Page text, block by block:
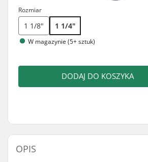
Rozmiar
1 1/8" 1 1/4"
W magazynie (5+ sztuk)
DODAJ DO KOSZYKA
OPIS